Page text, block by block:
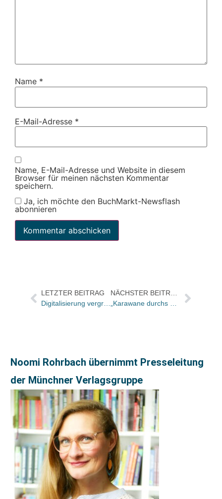
Name *
E-Mail-Adresse *
Name, E-Mail-Adresse und Website in diesem
Browser für meinen nächsten Kommentar
speichern.
Ja, ich möchte den BuchMarkt-Newsflash
abonnieren
LETZTER BEITRAG
Digitalisierung vergriffener Werke: Rahmenvereinbarung unterzeichnet, Clearingstelle im Aufbau
Noomi Rohrbach übernimmt Presseleitung
der Münchner Verlagsgruppe